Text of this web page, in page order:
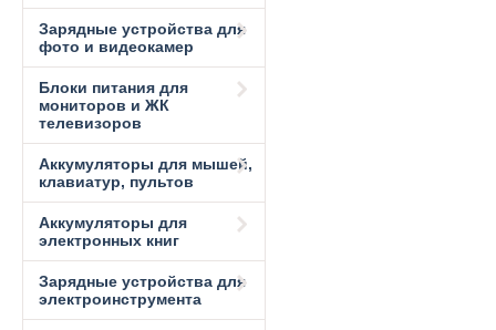
Зарядные устройства для
фото и видеокамер
Блоки питания для
мониторов и ЖК
телевизоров
Аккумуляторы для мышей,
клавиатур, пультов
Аккумуляторы для
электронных книг
Зарядные устройства для
электроинструмента